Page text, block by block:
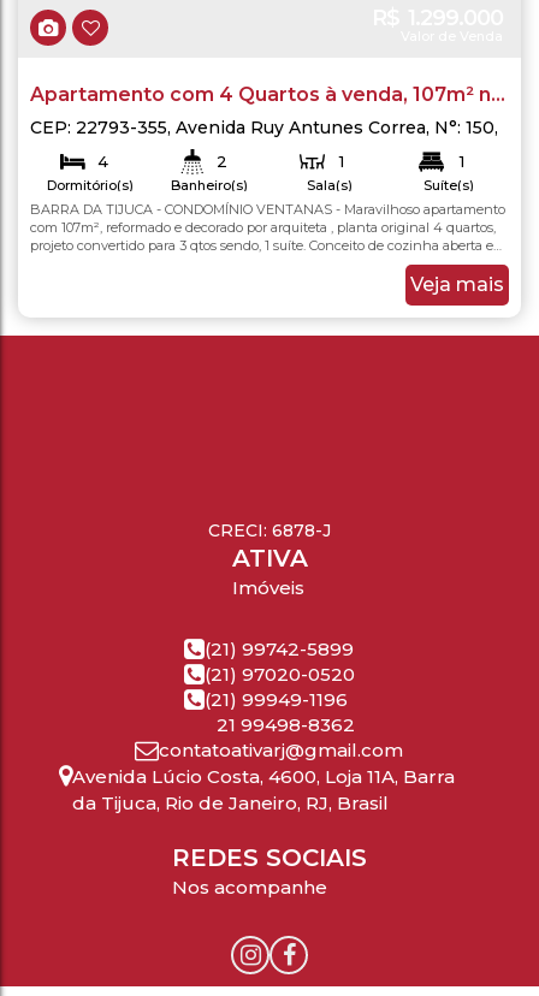
Apartamento com 4 Quartos à venda, 107m² na
Barra da Tijuca, Rio de Janeiro.
CEP: 22793-355, Avenida Ruy Antunes Correa, N°: 150,
Rio de Janeiro
4
Dormitório(s)
2
Banheiro(s)
1
Sala(s)
1
Suíte(s)
Total:107.00m²
2
Vaga(s)
Útil:107.00 m²
BARRA DA TIJUCA - CONDOMÍNIO VENTANAS - Maravilhoso apartamento
com 107m², reformado e decorado por arquiteta , planta original 4 quartos,
projeto convertido para 3 qtos sendo, 1 suíte. Conceito de cozinha aberta e
integrada com a ampla sala e varanda ambientada com propósito de
promover a convivência familiar e receber amigos. O imóvel tem face
Veja mais
CRECI: 6878-J
ATIVA
Imóveis
(21) 99742-5899
(21) 97020-0520
(21) 99949-1196
21 99498-8362
contatoativarj@gmail.com
Avenida Lúcio Costa, 4600, Loja 11A, Barra
da Tijuca, Rio de Janeiro, RJ, Brasil
REDES SOCIAIS
Nos acompanhe